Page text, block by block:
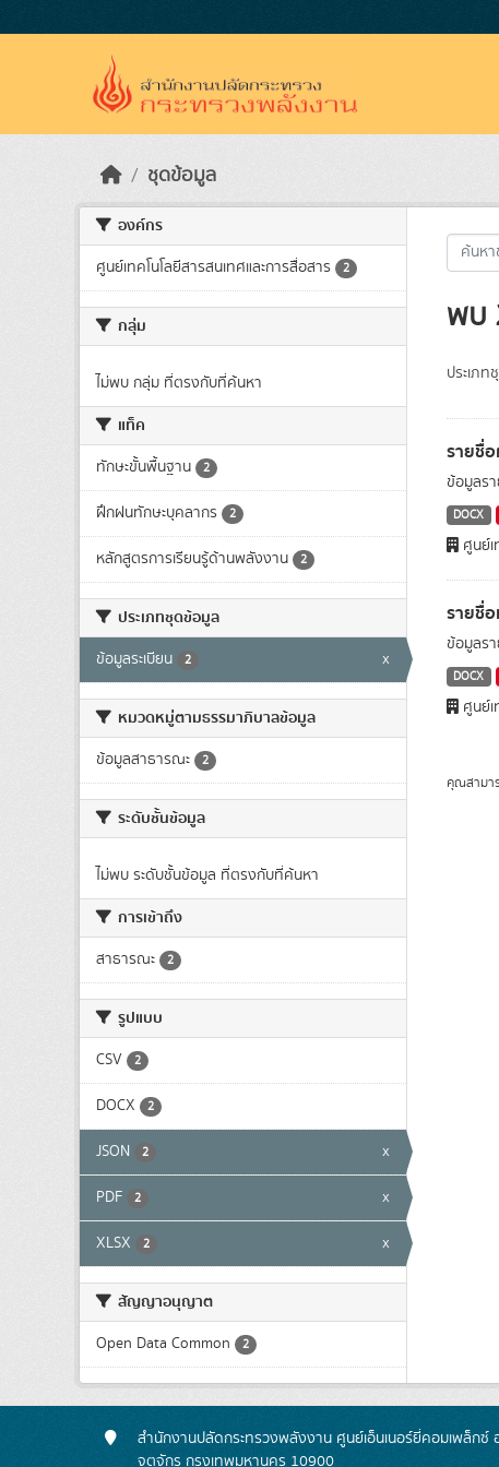
ชุดข้อมูล
องค์กร
ศูนย์เทคโนโลยีสารสนเทศและการสื่อสาร 2
กลุ่ม
ไม่พบ กลุ่ม ที่ตรงกับที่ค้นหา
แท็ค
ทักษะขั้นพื้นฐาน 2
ฝึกฝนทักษะบุคลากร 2
หลักสูตรการเรียนรู้ด้านพลังงาน 2
ประเภทชุดข้อมูล
ข้อมูลระเบียน 2 x
หมวดหมู่ตามธรรมาภิบาลข้อมูล
ข้อมูลสาธารณะ 2
ระดับชั้นข้อมูล
ไม่พบ ระดับชั้นข้อมูล ที่ตรงกับที่ค้นหา
การเข้าถึง
สาธารณะ 2
รูปแบบ
CSV 2
DOCX 2
JSON 2 x
PDF 2 x
XLSX 2 x
สัญญาอนุญาต
Open Data Common 2
พบ
ประเภ
รายชื่
ข้อมูลร
DOCX
ศูนย์เ
รายชื่
ข้อมูลร
DOCX
ศูนย์เ
คุณสามา
สำนักงานปลัดกระทรวงพลังงาน ศูนย์เอ็นเนอร์ยี่คอมเพล็ก
จตุจักร กรุงเทพมหานคร 10900